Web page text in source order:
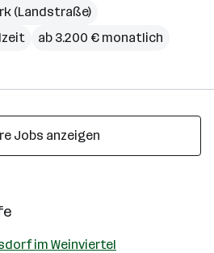
(Landstraße)
ab 3.200 € monatlich
Jobs anzeigen
im Weinviertel